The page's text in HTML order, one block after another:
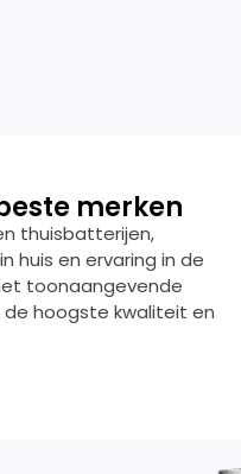
merken
thuisbatterijen,
huis en ervaring in de
toonaangevende
hoogste kwaliteit en